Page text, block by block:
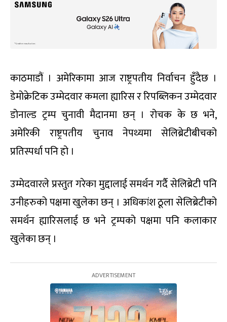
काठमाडौं । अमेरिकामा आज राष्ट्रपतीय निर्वाचन हुँदैछ ।
डेमोक्रेटिक उम्मेदवार कमला ह्यारिस र रिपब्लिकन उम्मेदवार
डोनाल्ड ट्रम्प चुनावी मैदानमा छन् । रोचक के छ भने,
अमेरिकी राष्ट्रपतीय चुनाव नेपथ्यमा सेलिब्रेटीबीचको
प्रतिस्पर्धा पनि हो ।
उम्मेदवारले प्रस्तुत गरेका मुद्दालाई समर्थन गर्दै सेलिब्रेटी पनि
उनीहरुको पक्षमा खुलेका छन् । अधिकांश ठूला सेलिब्रेटीको
समर्थन ह्यारिसलाई छ भने ट्रम्पको पक्षमा पनि कलाकार
खुलेका छन् ।